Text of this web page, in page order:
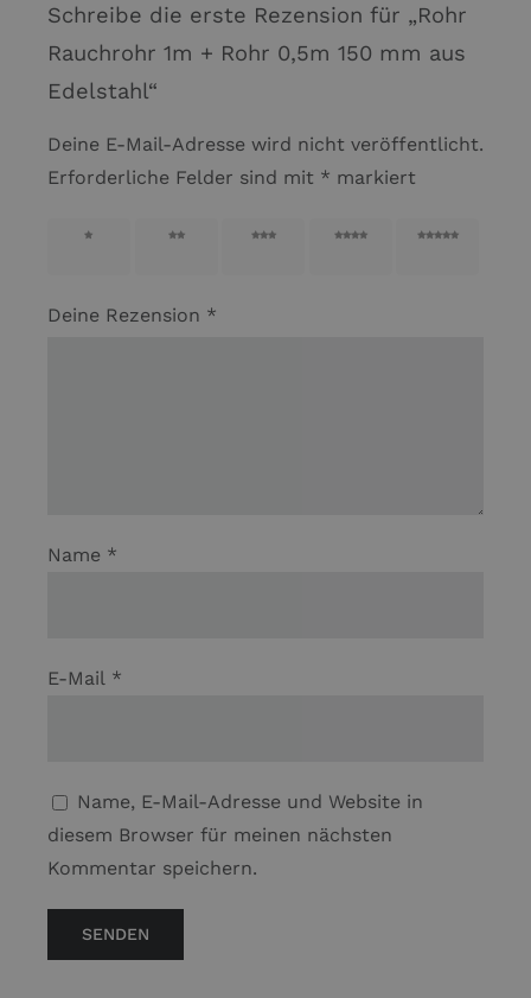
Schreibe die erste Rezension für „Rohr
Rauchrohr 1m + Rohr 0,5m 150 mm aus
Edelstahl“
Deine E-Mail-Adresse wird nicht veröffentlicht.
Erforderliche Felder sind mit * markiert
1 von
2 von
3 von
4 von
5 von
Deine Rezension *
Name *
E-Mail *
Name, E-Mail-Adresse und Website in
diesem Browser für meinen nächsten
Kommentar speichern.